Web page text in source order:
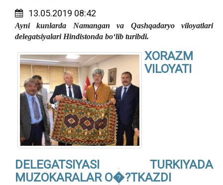
13.05.2019 08:42
Ayni kunlarda Namangan va Qashqadaryo viloyatlari
delegatsiyalari Hindistonda bo‘lib turibdi.
XORAZM
VILOYATI
DELEGATSIYASI TURKIYADA
MUZOKARALAR O�?TKAZDI